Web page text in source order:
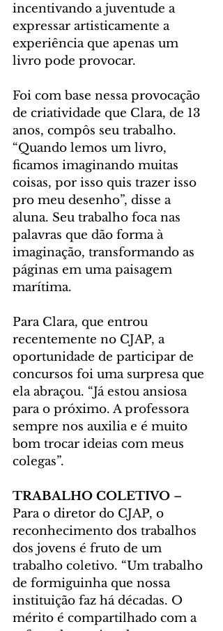
incentivando a juventude a
expressar artisticamente a
experiência que apenas um
livro pode provocar.
Foi com base nessa provocação
de criatividade que Clara, de 13
anos, compôs seu trabalho.
“Quando lemos um livro,
ficamos imaginando muitas
coisas, por isso quis trazer isso
pro meu desenho”, disse a
aluna. Seu trabalho foca nas
palavras que dão forma à
imaginação, transformando as
páginas em uma paisagem
marítima.
Para Clara, que entrou
recentemente no CJAP, a
oportunidade de participar de
concursos foi uma surpresa que
ela abraçou. “Já estou ansiosa
para o próximo. A professora
sempre nos auxilia e é muito
bom trocar ideias com meus
colegas”.
TRABALHO COLETIVO –
Para o diretor do CJAP, o
reconhecimento dos trabalhos
dos jovens é fruto de um
trabalho coletivo. “Um trabalho
de formiguinha que nossa
instituição faz há décadas. O
mérito é compartilhado com a